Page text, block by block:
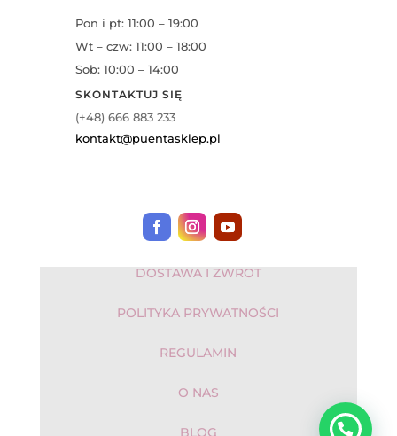
Pon i pt: 11:00 – 19:00
Wt – czw: 11:00 – 18:00
Sob: 10:00 – 14:00
SKONTAKTUJ SIĘ
(+48) 666 883 233
kontakt@puentasklep.pl
DOSTAWA I ZWROT
POLITYKA PRYWATNOŚCI
REGULAMIN
O NAS
BLOG